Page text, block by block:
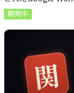
を持って画面に滑
ます。
開発中